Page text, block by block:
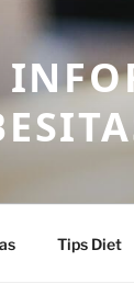
Tips Diet